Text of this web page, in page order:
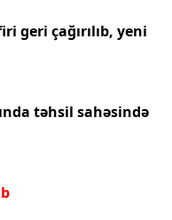
geri çağırılıb, yeni
təhsil sahəsində